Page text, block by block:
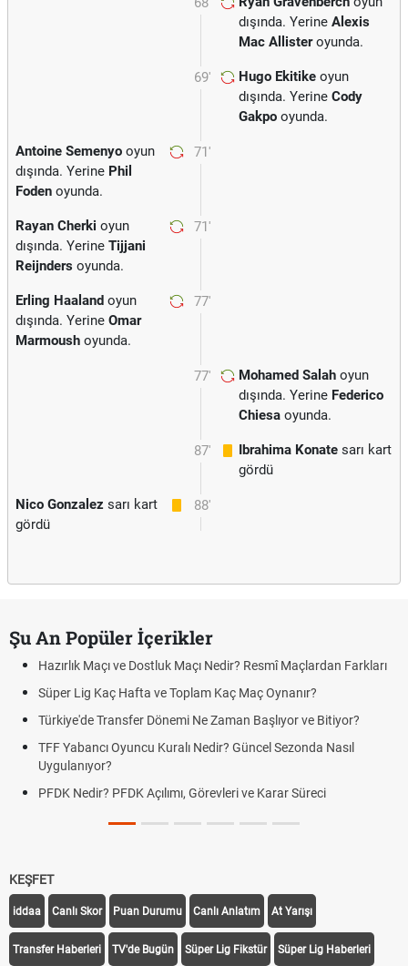
dışında. Yerine Alexis
Mac Allisteroyunda.
69' Hugo Ekitike oyun
dışında. Yerine Cody
Gakpo oyunda.
71'
Antoine Semenyo oyun
dışında. Yerine Phil
Foden oyunda.
71'
Rayan Cherki oyun
dışında. Yerine Tijjani
Reijnders oyunda.
77'
Erling Haaland oyun
dışında. Yerine Omar
Marmoush oyunda.
77' Mohamed Salah oyun
dışında. Yerine Federico
Chiesa oyunda.
87' Ibrahima Konate sarı kart
gördü
88'
Nico Gonzalez sarı kart
gördü
Şu An Popüler İçerikler
Hazırlık Maçı ve Dostluk Maçı Nedir? Resmî Maçlardan Farkları
Süper Lig Kaç Hafta ve Toplam Kaç Maç Oynanır?
Türkiye'de Transfer Dönemi Ne Zaman Başlıyor ve Bitiyor?
TFF Yabancı Oyuncu Kuralı Nedir? Güncel Sezonda Nasıl
Uygulanıyor?
PFDK Nedir? PFDK Açılımı, Görevleri ve Karar Süreci
KEŞFET
iddaa Canlı Skor Puan Durumu Canlı Anlatım At Yarışı
Transfer Haberleri TV'de Bugün Süper Lig Fikstür Süper Lig Haberleri